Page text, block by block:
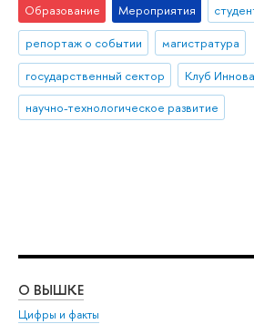
Образование Мероприятия
репортаж о событии
магистратура
государственный сектор
Клуб
научно-технологическое развитие
О ВЫШКЕ
Цифры и факты